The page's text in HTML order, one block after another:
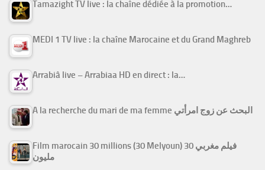
Tamazight TV live : la chaîne dédiée à la promotion…
MEDI 1 TV live : la chaîne Marocaine et du Grand Maghreb
Arrabiâ live – Arrabiaa HD en direct : la…
A la recherche du mari de ma femme البحث عن زوج امرأتي
Film marocain 30 millions (30 Melyoun) فيلم مغربي 30
مليون